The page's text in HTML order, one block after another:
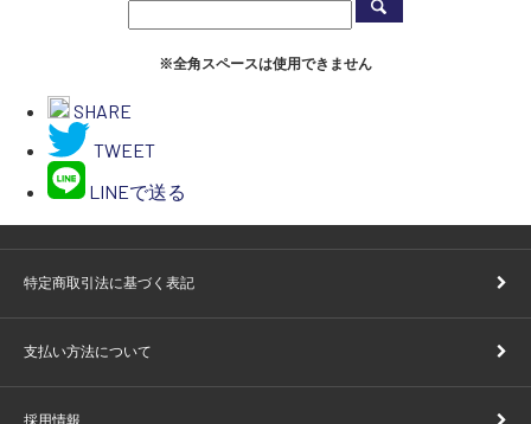
※全角スペースは使用できません
SHARE
TWEET
LINEで送る
特定商取引法に基づく表記
支払い方法について
採用情報